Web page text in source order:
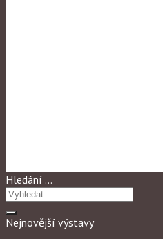
Hledání …
Nejnovější výstavy